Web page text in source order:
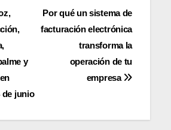
Por qué un sistema de
facturación electrónica
transforma la
operación de tu
empresa
y
de junio